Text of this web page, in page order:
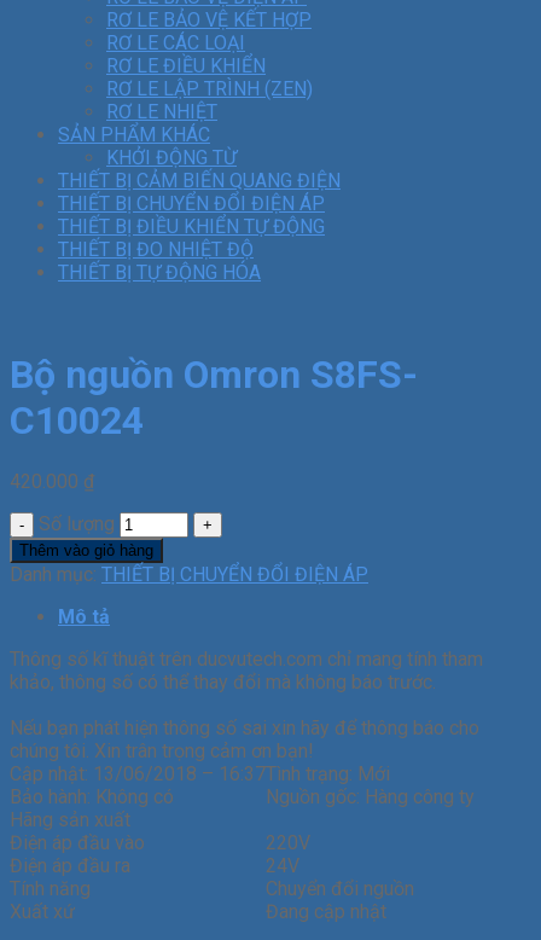
RƠ LE BẢO VỆ KẾT HỢP
RƠ LE CÁC LOẠI
RƠ LE ĐIỀU KHIỂN
RƠ LE LẬP TRÌNH (ZEN)
RƠ LE NHIỆT
SẢN PHẨM KHÁC
KHỞI ĐỘNG TỪ
THIẾT BỊ CẢM BIẾN QUANG ĐIỆN
THIẾT BỊ CHUYỂN ĐỔI ĐIỆN ÁP
THIẾT BỊ ĐIỀU KHIỂN TỰ ĐỘNG
THIẾT BỊ ĐO NHIỆT ĐỘ
THIẾT BỊ TỰ ĐỘNG HÓA
Bộ nguồn Omron S8FS-
C10024
420.000 ₫
Số lượng
Thêm vào giỏ hàng
Danh mục: THIẾT BỊ CHUYỂN ĐỔI ĐIỆN ÁP
Mô tả
Thông số kĩ thuật trên ducvutech.com chỉ mang tính tham
khảo, thông số có thể thay đổi mà không báo trước.
Nếu bạn phát hiện thông số sai xin hãy để thông báo cho
chúng tôi. Xin trân trọng cảm ơn bạn!
Cập nhật: 13/06/2018 – 16:37Tình trạng: Mới
Bảo hành: Không có Nguồn gốc: Hàng công ty
Hãng sản xuất
Điện áp đầu vào
220V
Điện áp đầu ra
24V
Tính năng
Chuyển đổi nguồn
Xuất xứ
Đang cập nhật